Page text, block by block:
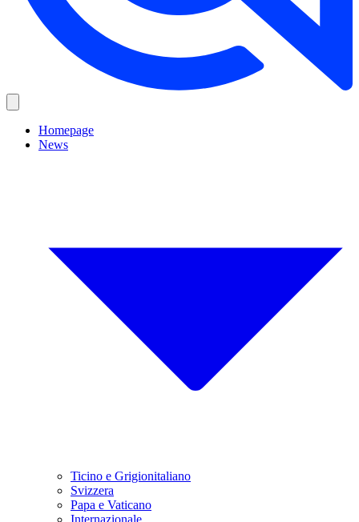
Homepage
News
Ticino e Grigionitaliano
Svizzera
Papa e Vaticano